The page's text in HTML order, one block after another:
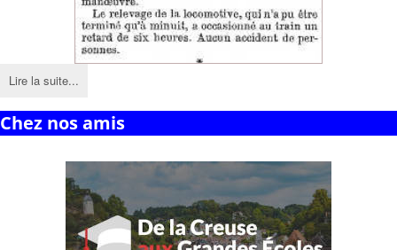
Lire la suite...
Chez nos amis